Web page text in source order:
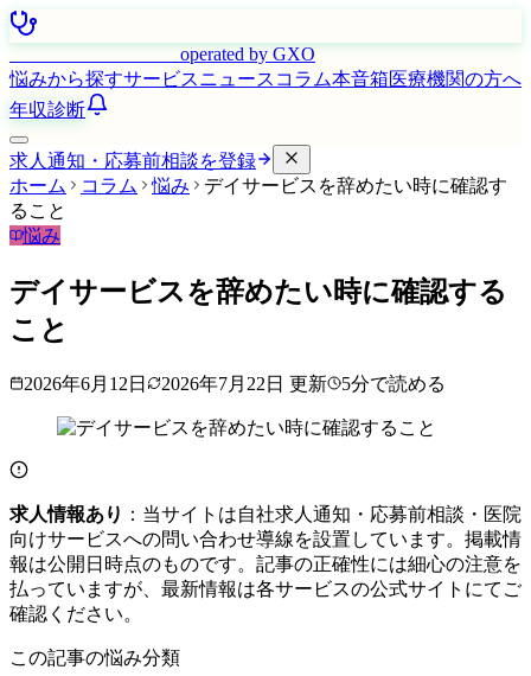
operated by GXO
悩みから探すサービスニュース コラム本音箱医療機関の方へ
年収診断
求人通知・応募前相談を登録
ホーム
コラム 悩み
デイサービスを辞めたい時に確認す
ること
悩み
デイサービスを辞めたい時に確認する
こと
2026年6月12日 2026年7月22日 更新 5分で読める
求人情報あり ：当サイトは自社求人通知・応募前相談・医院
向けサービスへの問い合わせ導線を設置しています。掲載情
報は公開日時点のものです。記事の正確性には細心の注意を
払っていますが、最新情報は各サービスの公式サイトにてご
確認ください。
この記事の悩み分類